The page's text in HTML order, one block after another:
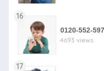
16
0120-552-
4693 views
17